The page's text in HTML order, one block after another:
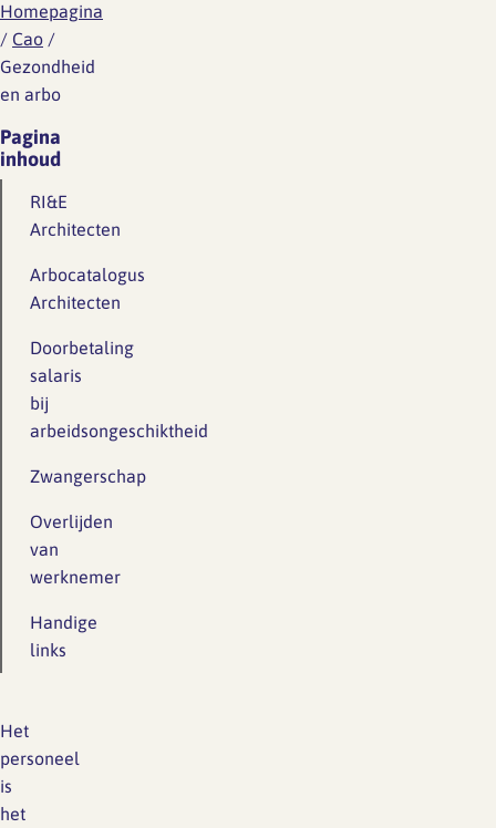
Homepagina
/ Cao /
Gezondheid
en arbo
Pagina
inhoud
RI&E
Architecten
Arbocatalogus
Architecten
Doorbetaling
salaris
bij
arbeidsongeschiktheid
Zwangerschap
Overlijden
van
werknemer
Handige
links
Het
personeel
is
het